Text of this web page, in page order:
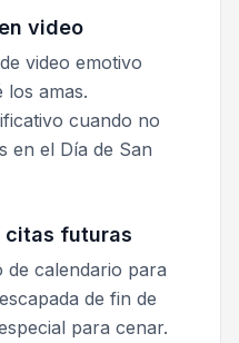
video
video emotivo
los amas.
cuando no
en el Día de San
citas futuras
de calendario para
de fin de
para cenar.